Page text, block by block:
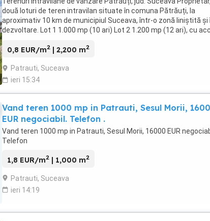
două loturi de teren intravilan situate în comuna Pătrăuți, la
aproximativ 10 km de municipiul Suceava, într-o zonă liniștită și
dezvoltare. Lot 1 1.000 mp (10 ari) Lot 2 1.200 mp (12 ari), cu
0,8 EUR/m2 | 2,200 m2
Patrauti, Suceava
ieri 15:34
Vand teren 1000 mp in Patrauti, Sesul Morii,
EUR negociabil. Telefon .
Vand teren 1000 mp in Patrauti, Sesul Morii, 16000 EUR
Telefon
1,8 EUR/m2 | 1,000 m2
Patrauti, Suceava
ieri 14:19